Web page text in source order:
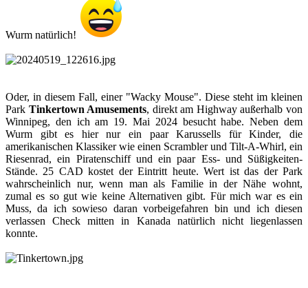
Wurm natürlich!
Oder, in diesem Fall, einer "Wacky Mouse". Diese steht im kleinen
Park Tinkertown Amusements, direkt am Highway außerhalb von
Winnipeg, den ich am 19. Mai 2024 besucht habe. Neben dem
Wurm gibt es hier nur ein paar Karussells für Kinder, die
amerikanischen Klassiker wie einen Scrambler und Tilt-A-Whirl, ein
Riesenrad, ein Piratenschiff und ein paar Ess- und Süßigkeiten-
Stände. 25 CAD kostet der Eintritt heute. Wert ist das der Park
wahrscheinlich nur, wenn man als Familie in der Nähe wohnt,
zumal es so gut wie keine Alternativen gibt. Für mich war es ein
Muss, da ich sowieso daran vorbeigefahren bin und ich diesen
verlassen Check mitten in Kanada natürlich nicht liegenlassen
konnte.